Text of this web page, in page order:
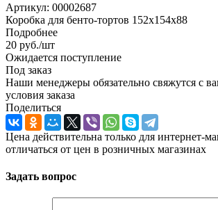
Артикул: 00002687
Коробка для бенто-тортов 152х154х88
Подробнее
20 руб./шт
Ожидается поступление
Под заказ
Наши менеджеры обязательно свяжутся с
условия заказа
Поделиться
Цена действительна только для интернет-
отличаться от цен в розничных магазинах
Задать вопрос